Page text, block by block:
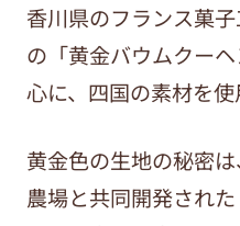
香川県のフランス菓
の「黄金バウムクー
心に、四国の素材を使
黄金色の生地の秘密
農場と共同開発され